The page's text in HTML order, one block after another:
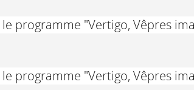
programme "Vertigo, Vêpres
programme "Vertigo, Vêpres